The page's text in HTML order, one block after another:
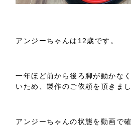
アンジーちゃんは12歳です。
一年ほど前から後ろ脚が動かな
いため、製作のご依頼を頂きまし
アンジーちゃんの状態を動画で